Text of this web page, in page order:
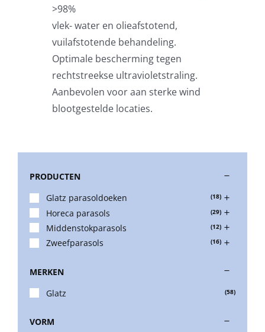
Zweefparasols
Horeca parasols
Muurparasols
Parasolvoeten
Balkonklemmen
Verlichting
>98%
vlek- water en olieafstotend,
vuilafstotende behandeling.
Optimale bescherming tegen
rechtstreekse ultravioletstraling.
Aanbevolen voor aan sterke wind
blootgestelde locaties.
PRODUCTEN
Glatz parasoldoeken
(18)
Horeca parasols (29)
Middenstokparasols (12)
Zweefparasols (16)
MERKEN
Glatz
(58)
VORM